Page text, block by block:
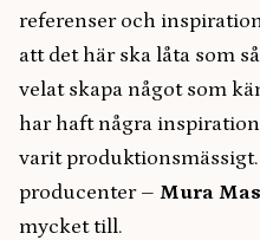
referenser och
att det här ska låta som
velat skapa något som
har haft några
varit produktionsmässigt.
producenter – Mura
mycket till.